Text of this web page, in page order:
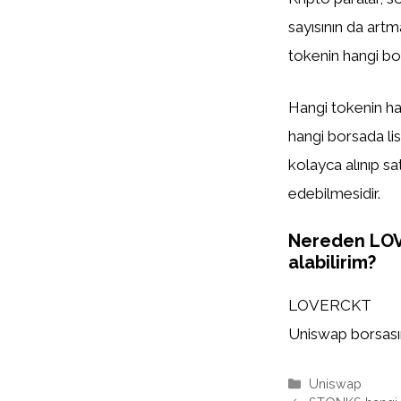
sayısının da
tokenin hangi
Hangi tokenin
hangi borsada
kolayca alınıp
edebilmesidir.
Nereden
alabilirim?
LOVERCKT
Uniswap
Kategoriler
Uniswap